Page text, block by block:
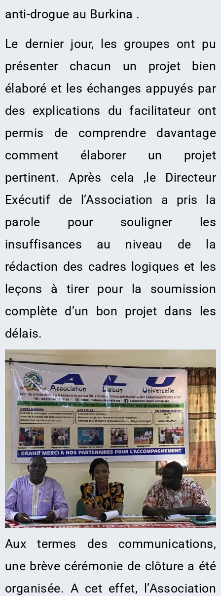
anti-drogue au Burkina .
Le dernier jour, les groupes ont pu
présenter chacun un projet bien
élaboré et les échanges appuyés par
des explications du facilitateur ont
permis de comprendre davantage
comment élaborer un projet
pertinent.
Après cela ,le Directeur
Exécutif de l’Association a pris la
parole pour souligner les
insuffisances au niveau de la
rédaction des cadres logiques et les
leçons à tirer pour la soumission
complète d’un bon projet dans les
délais.
Aux termes des communications,
une brève cérémonie de clôture a été
organisée. A cet effet, l’Association